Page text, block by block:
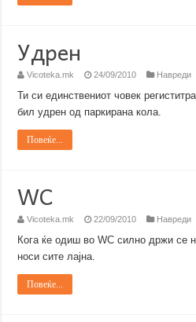
Удрен
Vicoteka.mk 24/09/2010 Навреди
Ти си единствениот човек
бил удрен од паркирана кола.
Повеќе...
WC
Vicoteka.mk 22/09/2010 Навреди
Кога ќе одиш во WC силно држи се
носи сите лајна.
Повеќе...